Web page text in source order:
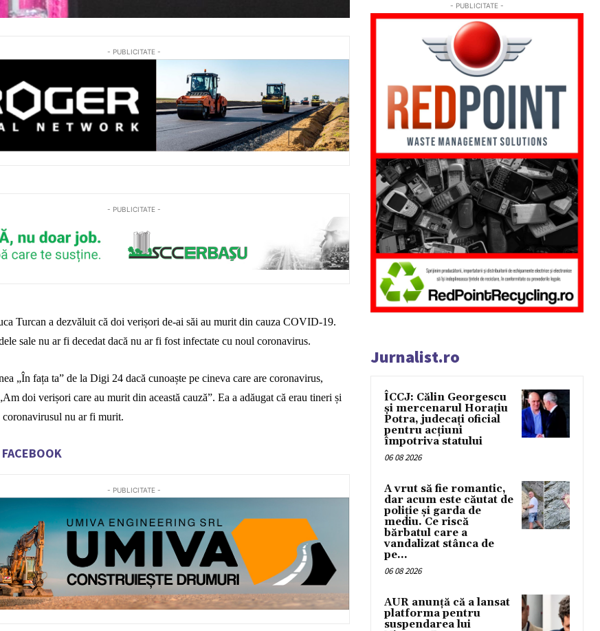
- PUBLICITATE -
- PUBLICITATE -
Turcan a dezvăluit că doi verișori de-ai săi au murit din cauza COVID-19.
sale nu ar fi decedat dacă nu ar fi fost infectate cu noul coronavirus.
„În fața ta” de la Digi 24dacă cunoaște pe cineva care are coronavirus,
doi verișori care au murit din această cauză”. Ea a adăugat că erau tineri și
coronavirusul nu ar fi murit.
FACEBOOK
- PUBLICITATE -
- PUBLICITATE -
Jurnalist.ro
ÎCCJ: Călin Georgescu
și mercenarul Horațiu
Potra, judecați oficial
pentru acțiuni
împotriva statului
06 08 2026
A vrut să fie romantic,
dar acum este căutat de
poliție și garda de
mediu. Ce riscă
bărbatul care a
vandalizat stânca de
pe...
06 08 2026
AUR anunță că a lansat
platforma pentru
suspendarea lui